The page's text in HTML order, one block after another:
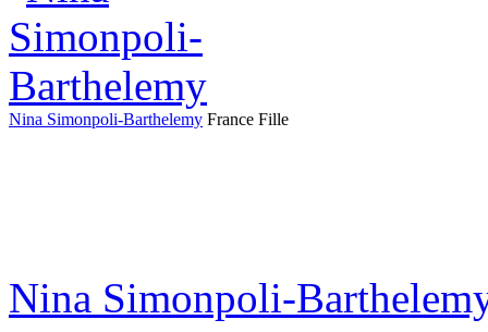
Nina Simonpoli-Barthelemy France Fille
Nina Simonpoli-